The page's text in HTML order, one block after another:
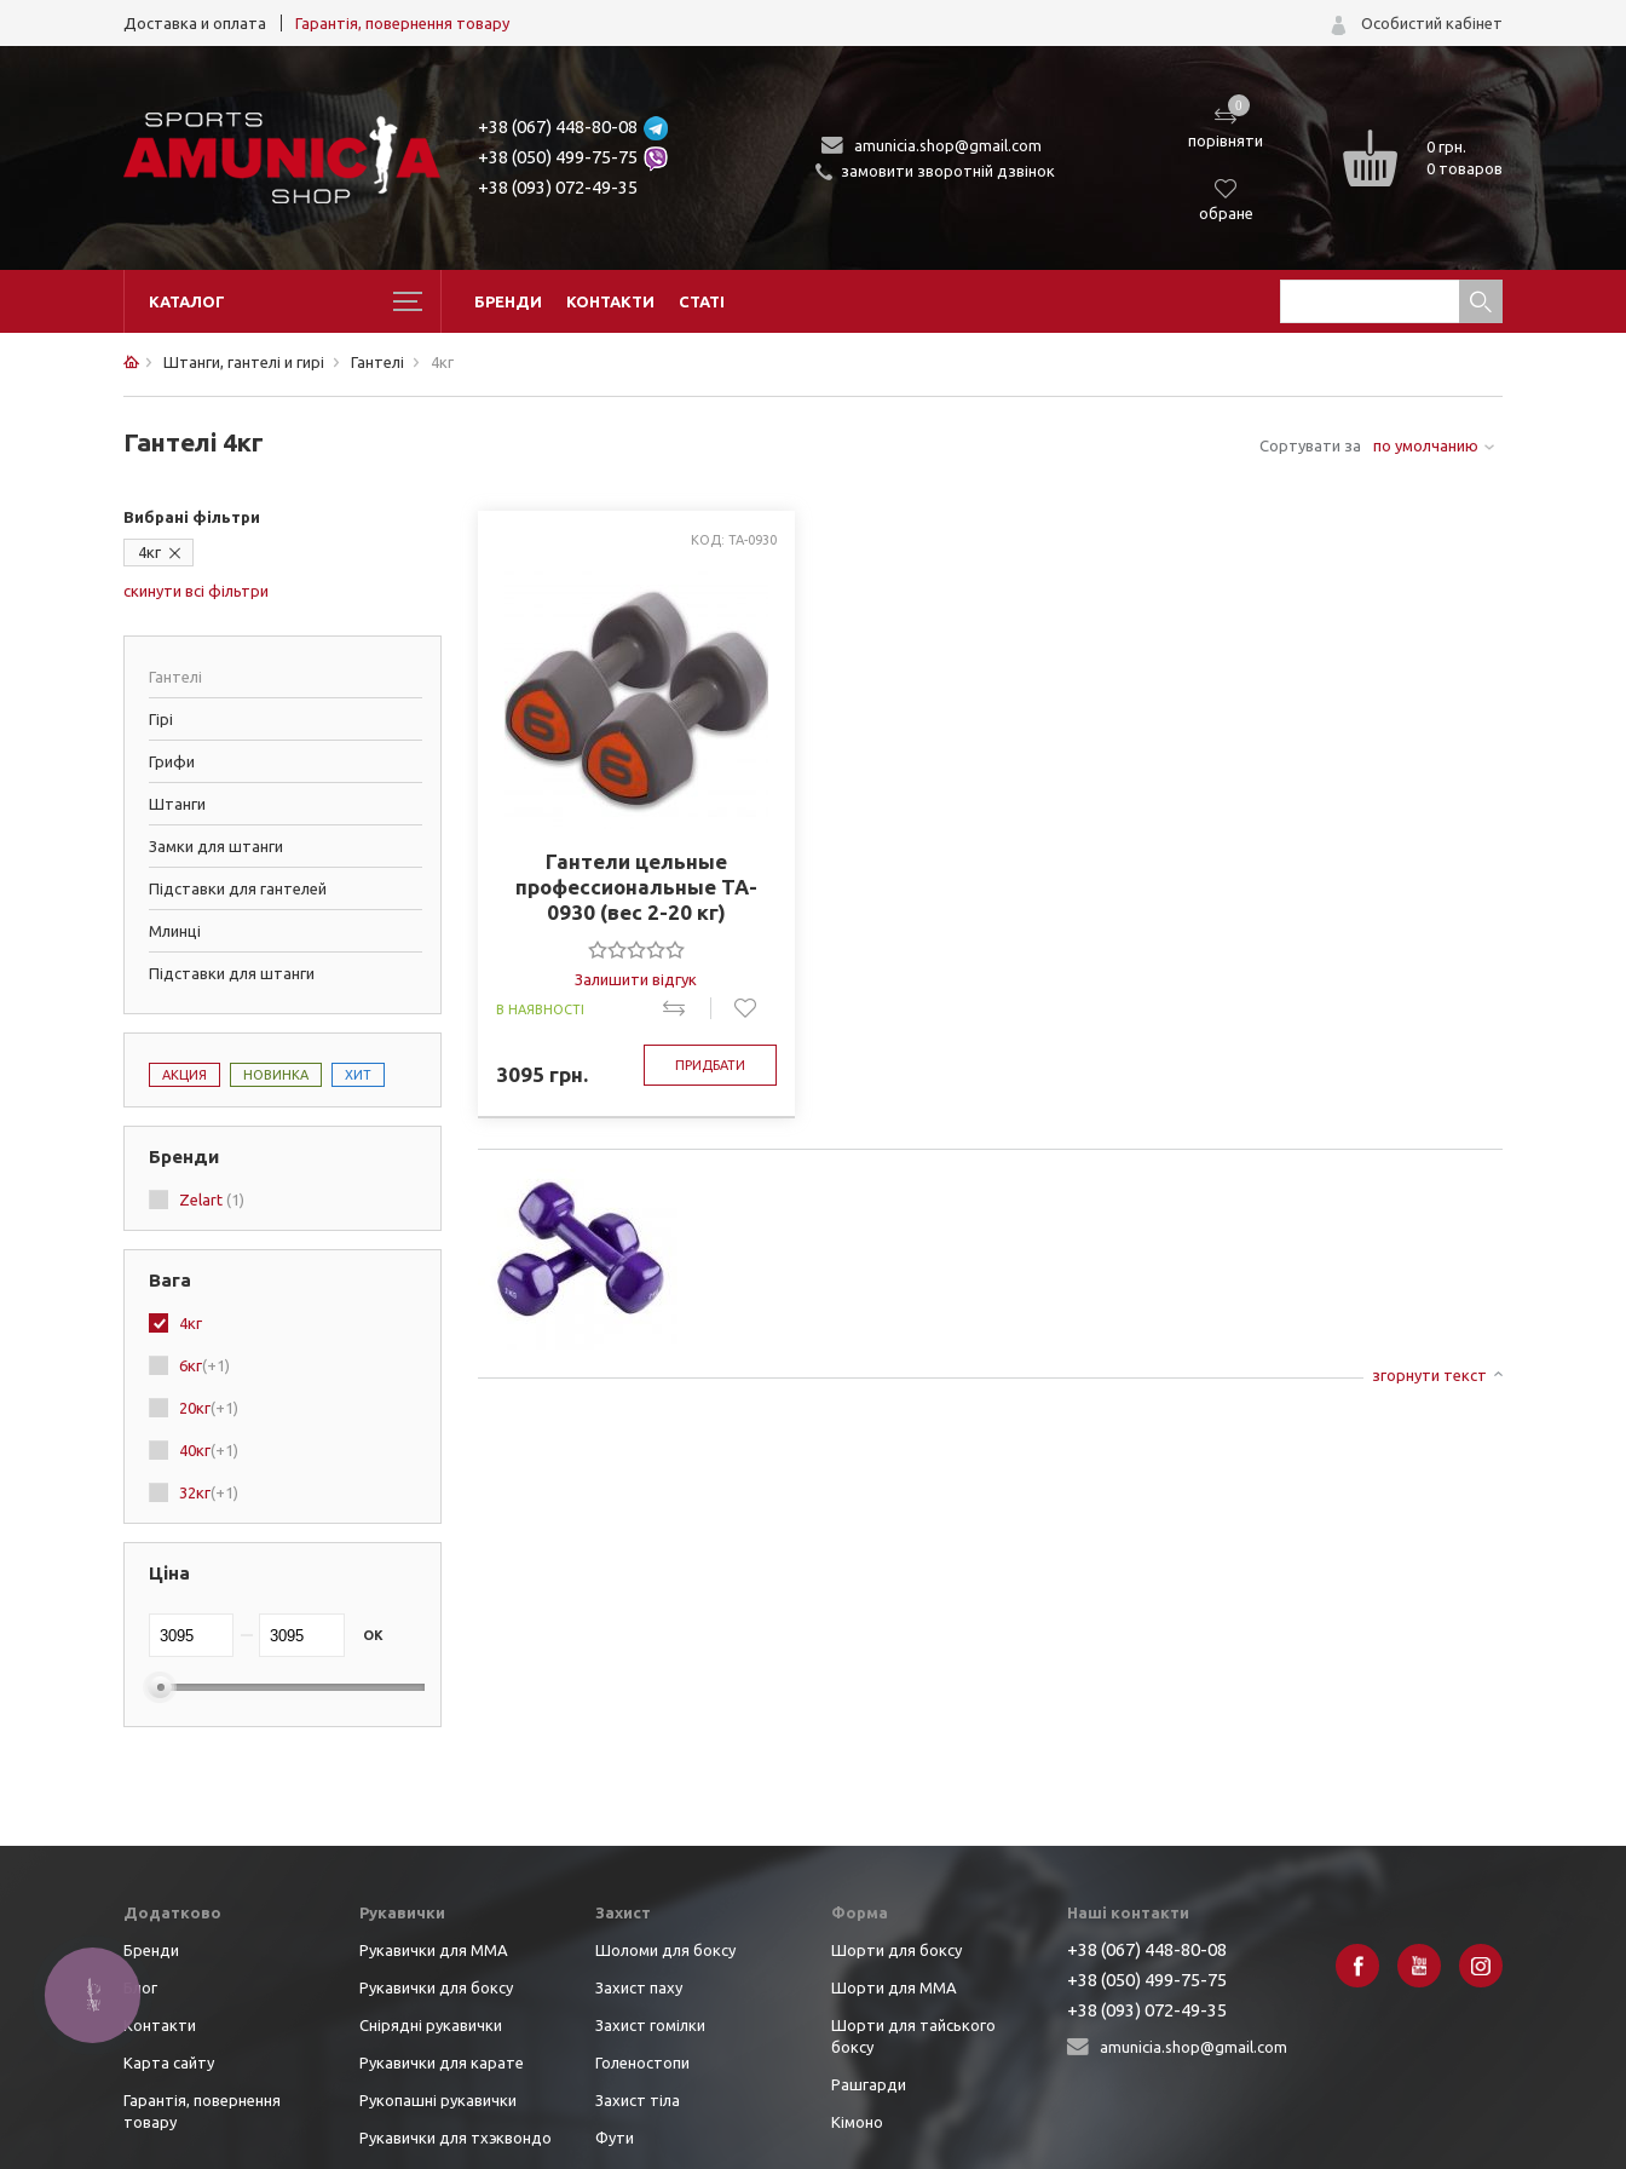
Доставка и оплата Гарантія, повернення товару Особистий кабінет
+38 (067) 448-80-08
+38 (050) 499-75-75
+38 (093) 072-49-35
amunicia.shop@gmail.com
замовити зворотній дзвінок
0
порівняти
обране
0грн.
0 товаров
КАТАЛОГ БРЕНДИ КОНТАКТИ СТАТІ
Штанги, гантелі и гирі Гантелі 4кг
Гантелі 4кг Сортувати за по умолчанию
Вибрані фільтри
4кг
скинути всі фільтри
Гантелі
Гірі
Грифи
Штанги
Замки для штанги
Підставки для гантелей
Млинці
Підставки для штанги
АКЦИЯ НОВИНКА ХИТ
Бренди
Zelart (1)
Вага
4кг
6кг(+1)
20кг(+1)
40кг(+1)
32кг(+1)
Ціна
OK
КОД: TA-0930
Гантели цельные
профессиональные TA-
0930 (вес 2-20 кг)
Залишити відгук
В НАЯВНОСТІ
3095 грн. ПРИДБАТИ
згорнути текст
Додатково
Бренди
Блог
Контакти
Карта сайту
Гарантія, повернення
товару
Рукавички
Рукавички для ММА
Рукавички для боксу
Снірядні рукавички
Рукавички для карате
Рукопашні рукавички
Рукавички для тхэквондо
Захист
Шоломи для боксу
Захист паху
Захист гомілки
Голеностопи
Захист тіла
Фути
Форма
Шорти для боксу
Шорти для ММА
Шорти для тайського
боксу
Рашгарди
Кімоно
Наші контакти
+38 (067) 448-80-08
+38 (050) 499-75-75
+38 (093) 072-49-35
amunicia.shop@gmail.com
КНОПКА
ЗВ'ЯЗКУ